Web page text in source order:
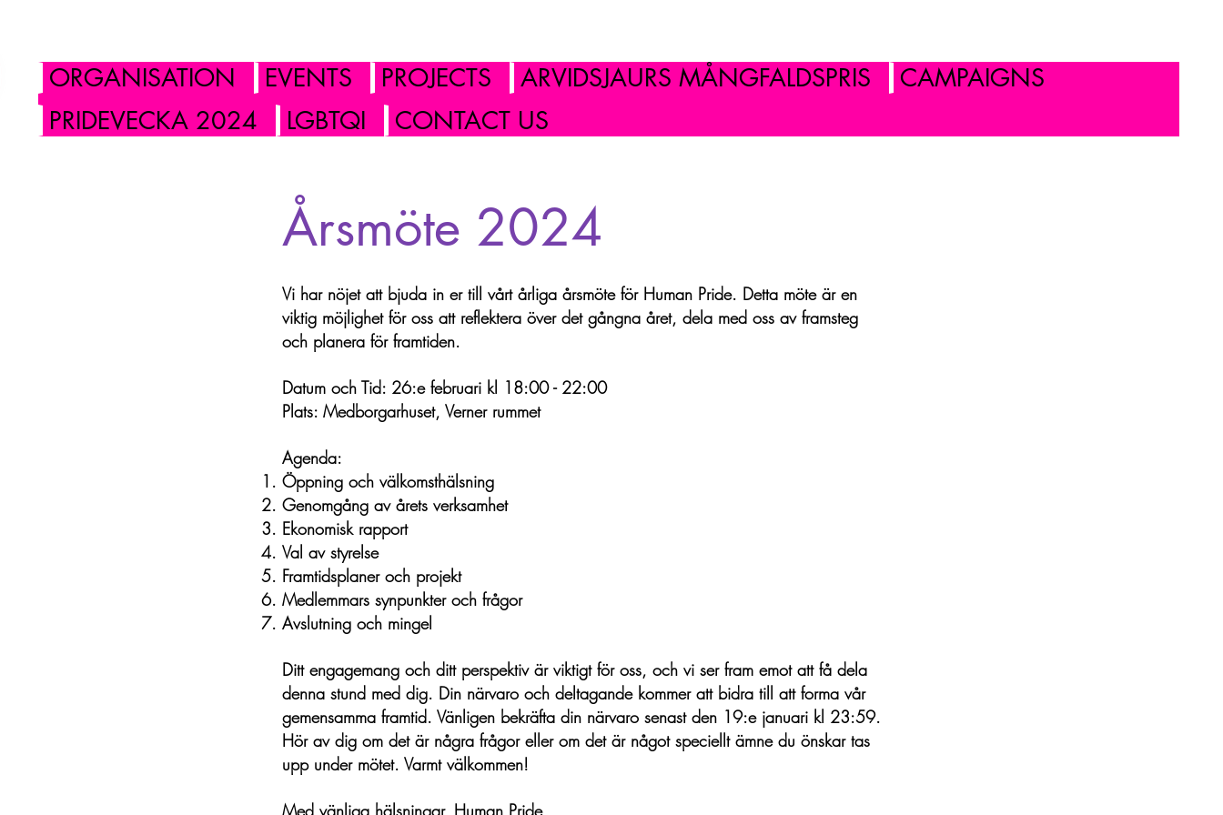
ORGANISATION EVENTS PROJECTS ARVIDSJAURS MÅNGFALDSPRIS
CAMPAIGNS
PRIDEVECKA 2024
LGBTQI CONTACT US
Årsmöte 2024
Vi har nöjet att bjuda in er till vårt årliga årsmöte för Human Pride. Detta möte är en
viktig möjlighet för oss att reflektera över det gångna året, dela med oss av framsteg
och planera för framtiden.
Datum och Tid: 26:e februari kl 18:00 - 22:00
Plats: Medborgarhuset, Verner rummet
Agenda:
Öppning och välkomsthälsning
Genomgång av årets verksamhet
Ekonomisk rapport
Val av styrelse
Framtidsplaner och projekt
Medlemmars synpunkter och frågor
Avslutning och mingel
Ditt engagemang och ditt perspektiv är viktigt för oss, och vi ser fram emot att få dela
denna stund med dig. Din närvaro och deltagande kommer att bidra till att forma vår
gemensamma framtid. Vänligen bekräfta din närvaro senast den 19:e januari kl 23:59.
Hör av dig om det är några frågor eller om det är något speciellt ämne du önskar tas
upp under mötet. Varmt välkommen!
Med vänliga hälsningar, Human Pride